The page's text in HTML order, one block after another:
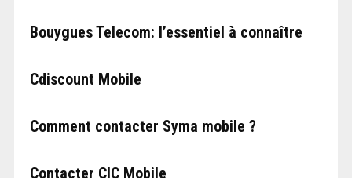
Bouygues Telecom: l’essentiel à connaître
Cdiscount Mobile
Comment contacter Syma mobile ?
Contacter CIC Mobile